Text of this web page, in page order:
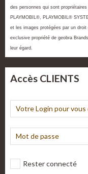
des personnes qui sont
PLAYMOBIL®, PLAYMOBIL®
et les images protégées par un
exclusive propriété de geobra
leur égard.
Accès CLIENTS
Rester connecté